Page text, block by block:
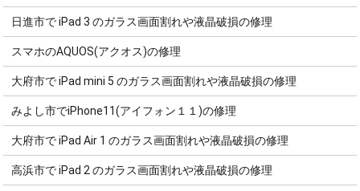
日進市で iPad 3 のガラス画面割れや液晶破損の修理
スマホのAQUOS(アクオス)の修理
大府市で iPad mini 5 のガラス画面割れや液晶破損の修理
みよし市でiPhone11(アイフォン１１)の修理
大府市で iPad Air 1 のガラス画面割れや液晶破損の修理
高浜市で iPad 2 のガラス画面割れや液晶破損の修理